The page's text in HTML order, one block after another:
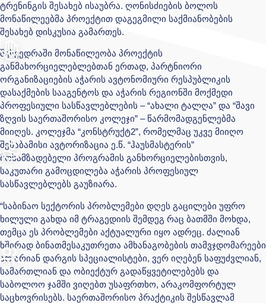
ტრენინგის შესახებ ისაუბრა. ღონისძიების ბოლოს
მონაწილეებმა პროექტით დაგეგმილი საქმიანობების
შესახებ დისკუსია გამართეს.
შეხვედრაში მონაწილეობა პროექტის
განმახორციელებლებთან ერთად, პარტნიორი
ორგანიზაციების აჭარის ავტონომიური რესპუბლიკის
დასაქმების სააგენტოს და აჭარის რეგიონში მოქმედი
პროფესიული სასწავლებლების – “ახალი ტალღა” და “შავი
ზღვის საერთაშორისო კოლეჯი” – წარმომადგენლებმა
მიიღეს. კოლეჯმა “კონსტრუქტ2”, რომელმაც უკვე მიიღო
შესაბამისი ავტორიზაცია ე.წ. “ჰაუსმასტერის”
მოსამზადებელი პროგრამის განხორციელებისთვის,
საკუთარი გამოცდილება აჭარის პროფესიულ
სასწავლებლებს გაუზიარა.
“საბინაო სექტორის პრობლემები დღეს გაცილები უფრო
ხილული გახდა იმ ტრაგედიის შემდეგ რაც ბათმში მოხდა,
თემცა ეს პრობლემები აქტუალური იყო ადრეც. ძალიან
ხშირად ბინათმესაკუთრეთა ამხანაგობების თამვჯდომარეები
არ არიან დარგის სპეციალისტები, ვერ იღებენ საფუძვლიან,
სამართლიან და ობიექტურ გადაწყვეტილებებს და
საბოლოო ჯამში ვიღებთ უსაფრთხო, არაკომფორტულ
საცხოვრისებს. საერთაშორისო პრაქტიკის შესწავლამ